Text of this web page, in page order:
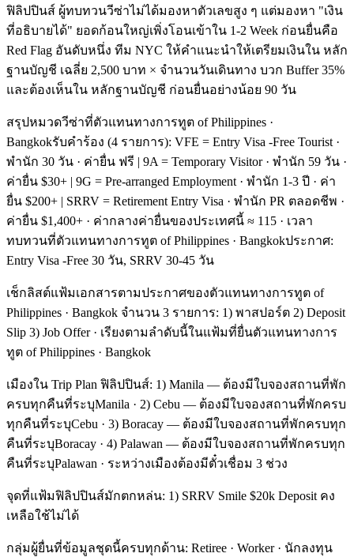
ฟิลิปปินส์ ผู้ทบทวนวีซ่าไม่ได้มองหาตัวเลขสูง ๆ แต่มองหา "เงิน
ที่อธิบายได้" ยอดก้อนใหญ่เพิ่งโอนเข้าใน 1-2 Week ก่อนยื่นคือ
Red Flag อันดับหนึ่ง ทีม NYC ให้คำแนะนำให้เตรียมเงินใน หลัก
ฐานบัญชี เฉลี่ย 2,500 บาท × จำนวนวันเดินทาง บวก Buffer 35%
และต้องเห็นใน หลักฐานบัญชี ก่อนยื่นอย่างน้อย 90 วัน
สรุปหมวดวีซ่าที่ตัวแทนทางการทูต of Philippines ·
Bangkokรับคำร้อง (4 รายการ): VFE = Entry Visa -Free Tourist ·
พำนัก 30 วัน · ค่ายื่น ฟรี | 9A = Temporary Visitor · พำนัก 59 วัน ·
ค่ายื่น $30+ | 9G = Pre-arranged Employment · พำนัก 1-3 ปี · ค่า
ยื่น $200+ | SRRV = Retirement Entry Visa · พำนัก PR ตลอดชีพ ·
ค่ายื่น $1,400+ · ค่ากลางค่ายื่นของประเทศนี้ ≈ 115 · เวลา
ทบทวนที่ตัวแทนทางการทูต of Philippines · Bangkokประกาศ:
Entry Visa -Free 30 วัน, SRRV 30-45 วัน
เช็กลิสต์แฟ้มเอกสารตามประกาศของตัวแทนทางการทูต of
Philippines · Bangkok จำนวน 3 รายการ: 1) พาสปอร์ต 2) Deposit
Slip 3) Job Offer · เรียงตามลำดับนี้ในแฟ้มที่ยื่นตัวแทนทางการ
ทูต of Philippines · Bangkok
เมืองใน Trip Plan ฟิลิปปินส์: 1) Manila — ต้องมีใบจองสถานที่พัก
ครบทุกคืนที่ระบุManila · 2) Cebu — ต้องมีใบจองสถานที่พักครบ
ทุกคืนที่ระบุCebu · 3) Boracay — ต้องมีใบจองสถานที่พักครบทุก
คืนที่ระบุBoracay · 4) Palawan — ต้องมีใบจองสถานที่พักครบทุก
คืนที่ระบุPalawan · ระหว่างเมืองต้องมีตั๋วเชื่อม 3 ช่วง
จุดที่แฟ้มฟิลิปปินส์มักตกหล่น: 1) SRRV Smile $20k Deposit คง
เหลือใช้ไม่ได้
กลุ่มผู้ยื่นที่ข้อมูลชุดนี้ครบทุกด้าน: Retiree · Worker · นักลงทุน